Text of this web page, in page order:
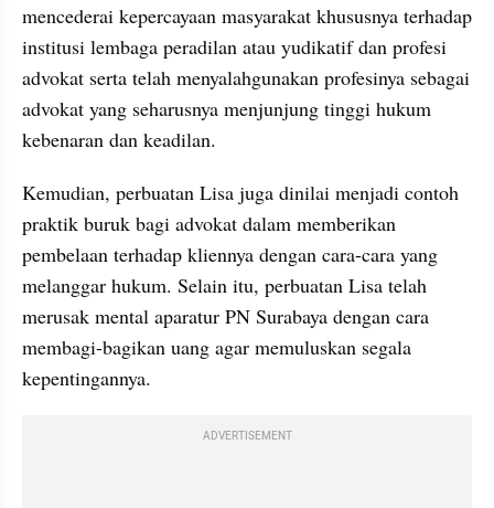
mencederai kepercayaan masyarakat khususnya terhadap
institusi lembaga peradilan atau yudikatif dan profesi
advokat serta telah menyalahgunakan profesinya sebagai
advokat yang seharusnya menjunjung tinggi hukum
kebenaran dan keadilan.
Kemudian, perbuatan Lisa juga dinilai menjadi contoh
praktik buruk bagi advokat dalam memberikan
pembelaan terhadap kliennya dengan cara-cara yang
melanggar hukum. Selain itu, perbuatan Lisa telah
merusak mental aparatur PN Surabaya dengan cara
membagi-bagikan uang agar memuluskan segala
kepentingannya.
ADVERTISEMENT